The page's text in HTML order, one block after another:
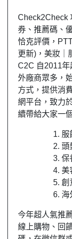
Check2Check
券、推薦碼、
恰克評價，
更新)，美妝｜
C2C 自2011年
外廠商眾多，
方式，提供消
網平台，致力
續帶給大家一
服
頭
保
美
創
海
今年超人氣推
線上購物、回